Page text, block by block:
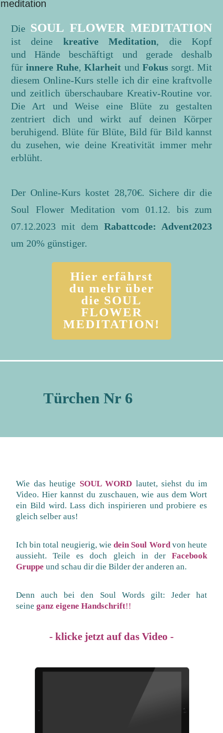
Die SOUL FLOWER MEDITATION
ist deine kreative Meditation, die Kopf
undHände
beschäftigt und gerade deshalb
fürinnere Ruhe,Klarheit und Fokus sorgt. Mit
diesem Online-Kurs stelle ich dir eine kraftvolle
und zeitlich überschaubare Kreativ-Routine vor.
Die Art und Weise eine Blüte zu gestalten
zentriert dich und wirkt auf deinen Körper
beruhigend. Blüte für Blüte, Bild für Bild kannst
du zusehen, wie deine Kreativität immer mehr
erblüht.
Der Online-Kurs kostet 28,70€. Sichere dir die
Soul Flower Meditation vom 01.12. bis zum
07.12.2023 mit dem Rabattcode: Advent2023
um 20% günstiger.
Hier erfährst
du mehr über
die SOUL
FLOWER
MEDITATION!
Türchen Nr 6
Wie das heutige SOUL WORD lautet, siehst du im
Video. Hier kannst du zuschauen, wie aus dem Wort
ein Bild wird. Lass dich inspirieren und probiere es
gleich selber aus!
Ich bin total neugierig, wiedein Soul Word von heute
aussieht. Teile es doch gleich in der
Facebook
Gruppe und schau dir die Bilder der anderen an.
Denn auch bei den Soul Words gilt: Jeder hat
seine ganz eigene Handschrift!!
- klicke jetzt auf das Video -